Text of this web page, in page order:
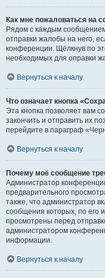
Как мне пожаловаться на
Рядом с каждым
отправки жалобы на него,
конференции. Щёлкнув по
необходимых для оправки
Вернуться к началу
Что означает кнопка
Эта кнопка позволяет вам
закончить и отправить их
перейдите в параграф
Вернуться к началу
Почему моё сообщение
Администратор
предварительного
также, что администратор
сообщения которых, по его
просмотрены перед
администратором
информации.
Вернуться к началу